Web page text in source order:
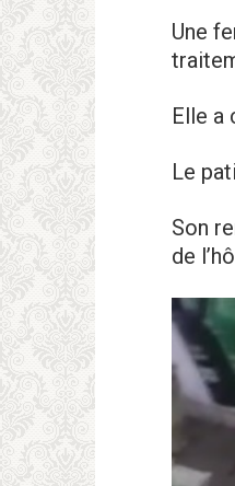
Une
Elle a
Le
Son
de